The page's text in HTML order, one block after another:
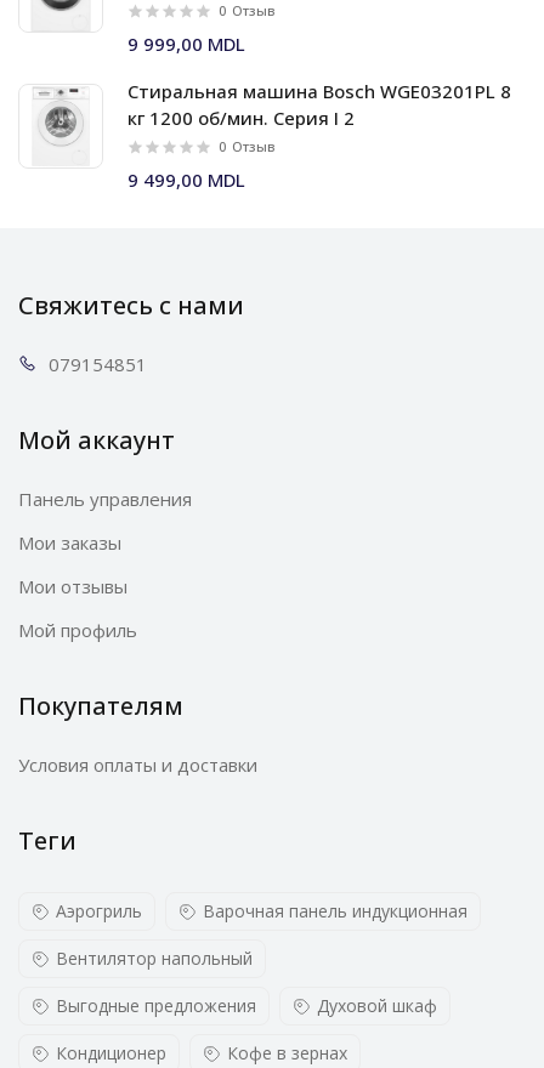
0 Отзыв
9 999,00 MDL
Стиральная машина Bosch WGE03201PL 8
кг 1200 об/мин. Серия I 2
0 Отзыв
9 499,00 MDL
Свяжитесь с нами
0791 54851
Мой аккаунт
Панель управления
Мои заказы
Мои отзывы
Мой профиль
Покупателям
Условия оплаты и доставки
Теги
Аэрогриль Варочная панель индукционная
Вентилятор напольный
Выгодные предложения Духовой шкаф
Кондиционер Кофе в зернах